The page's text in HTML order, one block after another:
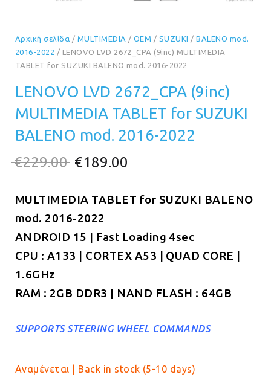
Αρχική σελίδα / MULTIMEDIA / OEM / SUZUKI /BALENO mod.
2016-2022 / LENOVO LVD 2672_CPA (9inc) MULTIMEDIA
TABLET for SUZUKI BALENO mod. 2016-2022
LENOVO LVD 2672_CPA (9inc)
MULTIMEDIA TABLET for SUZUKI
BALENO mod. 2016-2022
€229.00 Original
was:
€229.00.
€189.00
τιμή
€189.00.
MULTIMEDIA TABLET for SUZUKI BALENO
mod. 2016-2022
ANDROID 15 | Fast Loading 4sec
CPU : A133 | CORTEX A53 | QUAD CORE |
1.6GHz
RAM : 2GB DDR3 | NAND FLASH : 64GB
SUPPORTS STEERING WHEEL COMMANDS
Αναμένεται | Back in stock (5-10 days)